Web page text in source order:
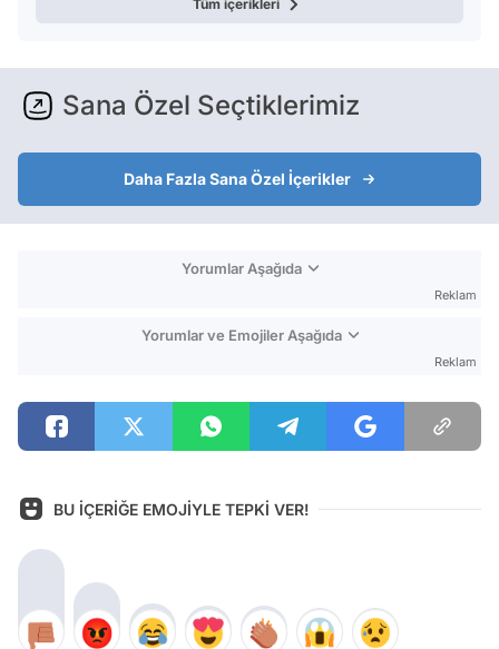
Tüm içerikleri
Sana Özel Seçtiklerimiz
Daha Fazla Sana Özel İçerikler
Yorumlar Aşağıda
Reklam
Yorumlar ve Emojiler Aşağıda
Reklam
BU İÇERİĞE EMOJİYLE TEPKİ VER!